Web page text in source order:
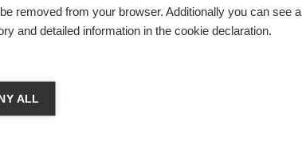
removed from your browser. Additionally you can see a
and detailed information in the cookie declaration.
ALL